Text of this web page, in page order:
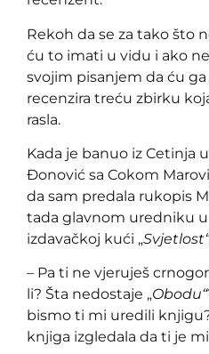
Rekoh da se za tako što
ću to imati u vidu i ako
svojim pisanjem da ću
recenzira treću zbirku
rasla.
Kada je banuo iz Cetinja
Đonović sa Cokom
da sam predala rukopis
tada glavnom uredniku u
izdavačkoj kući „
– Pa ti ne vjeruješ
li? Šta nedostaje „Obodu“
bismo ti mi uredili
knjiga izgledala da ti je